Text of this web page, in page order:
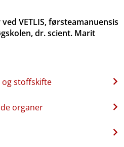
VETLIS, førsteamanuensis
dr. scient. Marit
og stoffskifte
organer